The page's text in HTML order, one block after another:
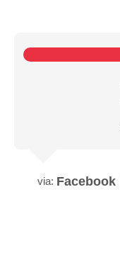
via: Facebook